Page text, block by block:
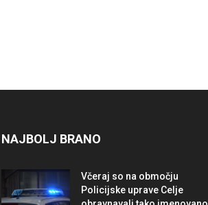
NAJBOLJ BRANO
Včeraj so na območju
Policijske uprave Celje